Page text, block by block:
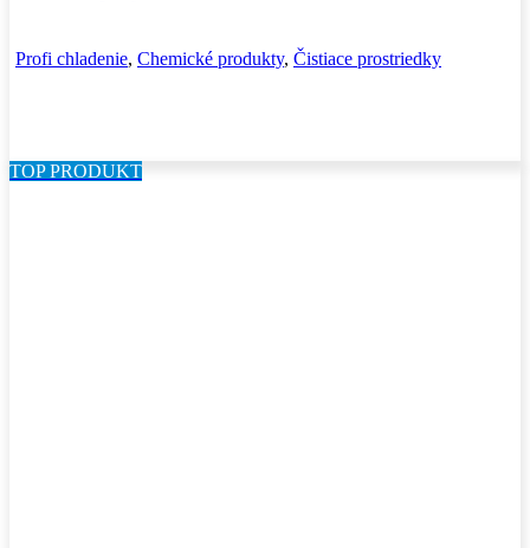
Profi chladenie, Chemické produkty, Čistiace prostriedky
TOP PRODUKT